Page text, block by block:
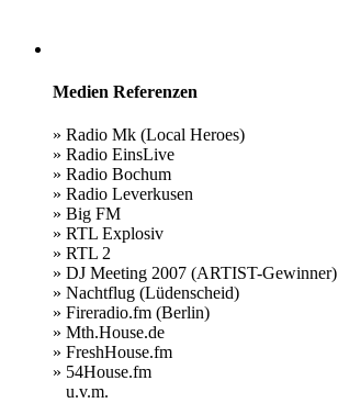
Medien Referenzen
» Radio Mk (Local Heroes)
» Radio EinsLive
» Radio Bochum
» Radio Leverkusen
» Big FM
» RTL Explosiv
» RTL 2
» DJ Meeting 2007 (ARTIST-Gewinner)
» Nachtflug (Lüdenscheid)
» Fireradio.fm (Berlin)
» Mth.House.de
» FreshHouse.fm
» 54House.fm
u.v.m.